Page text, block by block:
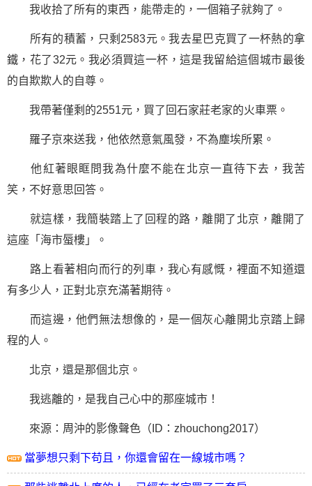
我收拾了所有的東西，能帶走的，一個箱子就夠了。
所有的積蓄，只剩2583元。我去星巴克買了一杯熱的拿
鐵，花了32元。我必須買這一杯，這是我留給這個城市最後
的自欺欺人的自尊。
我帶著僅剩的2551元，買了回石家莊老家的火車票。
羅子京來送我，他依然意氣風發，不為塵埃所累。
他紅著眼眶問我為什麼不能在北京一直待下去，我苦
笑，不好意思回答。
就這樣，我簡裝踏上了回程的路，離開了北京，離開了
這座「海市蜃樓」。
路上看著相向而行的列車，我心有感慨，裡面不知道還
有多少人，正對北京充滿著期待。
而這邊，他們無法想像的，是一個灰心離開北京踏上歸
程的人。
北京，還是那個北京。
我逃離的，是我自己心中的那座城市！
來源：周沖的影像聲色（ID：zhouchong2017）
當夢想只剩下苟且，你還會留在一線城市嗎？